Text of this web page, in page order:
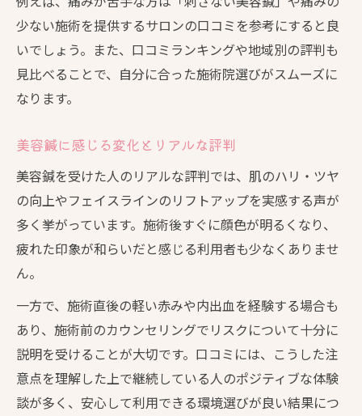
少ない施術を提供するサロンの口コミを参考にすると良
いでしょう。また、口コミランキングや地域別の評判も
見比べることで、自分に合った施術院選びがスムーズに
なります。
美容鍼に感じる変化とリアルな評判
美容鍼を受けた人のリアルな評判では、肌のハリ・ツヤ
の向上やフェイスラインのリフトアップを実感する声が
多く挙がっています。施術後すぐに顔色が明るくなり、
疲れた印象が和らいだと感じる利用者も少なくありませ
ん。
一方で、施術直後の軽い赤みや内出血を経験する場合も
あり、施術前のカウンセリングでリスクについて十分に
説明を受けることが大切です。口コミには、こうした注
意点を理解した上で継続している人のポジティブな体験
談が多く、安心して利用できる環境選びが良い結果につ